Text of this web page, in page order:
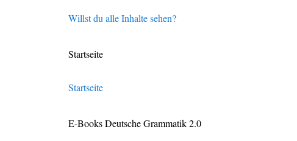
Willst du alle Inhalte sehen?
Startseite
Startseite
E-Books Deutsche Grammatik 2.0